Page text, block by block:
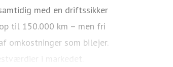
med en driftssikker
til 150.000 km – men fri
omkostninger som bilejer.
i markedet.